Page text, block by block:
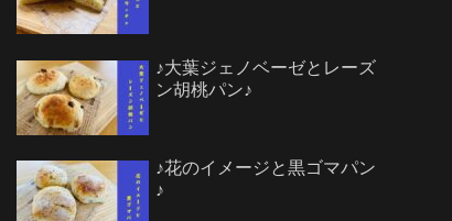
♪大葉ジェノベーゼとレーズ
ン胡桃パン♪
♪花のイメージと黒ゴマパン
♪